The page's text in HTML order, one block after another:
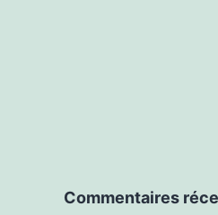
Commentaires